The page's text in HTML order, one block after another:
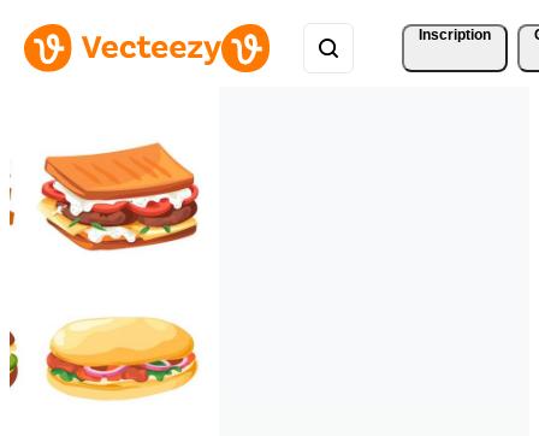
Inscription